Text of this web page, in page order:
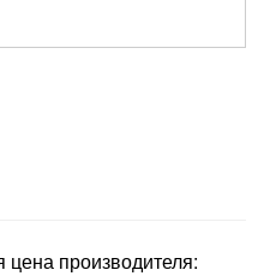
производителя: